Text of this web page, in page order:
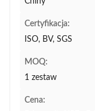
Certyfikacja:
ISO, BV, SGS
MOQ:
1 zestaw
Cena: